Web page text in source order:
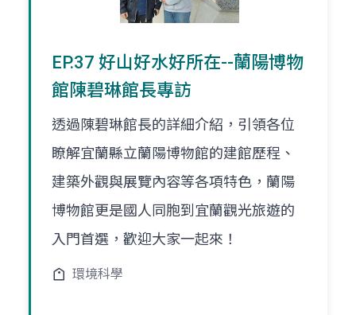
EP.37 好山好水好所在--蘭陽博物
館陳碧琳館長專訪
透過陳碧琳館長的詳細介紹，引領各位
瞭解宜蘭縣立蘭陽博物館的建館歷程、
建築外觀與展覽內容等各項特色，蘭陽
博物館更是國人同胞到宜蘭觀光旅遊的
入門首選，歡迎大家一起來！
環境科學